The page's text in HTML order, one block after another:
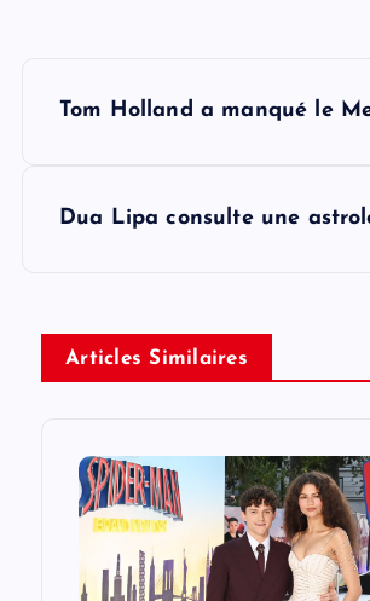
Tom Holland a manqué le
Dua Lipa consulte une
Articles Similaires